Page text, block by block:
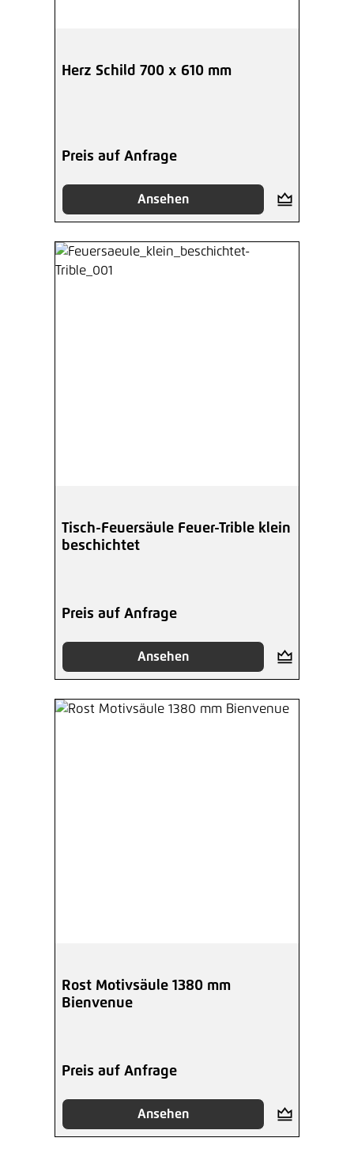
Herz Schild 700 x 610 mm
Preis auf Anfrage
Ansehen
Tisch-Feuersäule Feuer-Trible klein
beschichtet
Preis auf Anfrage
Ansehen
Rost Motivsäule 1380 mm
Bienvenue
Preis auf Anfrage
Ansehen